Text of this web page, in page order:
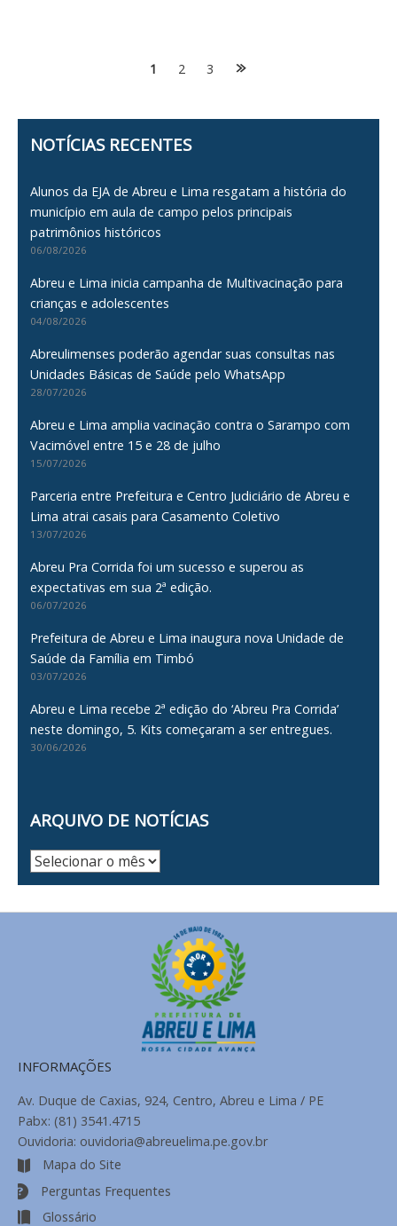
1 2 3
NOTÍCIAS RECENTES
Alunos da EJA de Abreu e Lima resgatam a história do
município em aula de campo pelos principais
patrimônios históricos
06/08/2026
Abreu e Lima inicia campanha de Multivacinação para
crianças e adolescentes
04/08/2026
Abreulimenses poderão agendar suas consultas nas
Unidades Básicas de Saúde pelo WhatsApp
28/07/2026
Abreu e Lima amplia vacinação contra o Sarampo com
Vacimóvel entre 15 e 28 de julho
15/07/2026
Parceria entre Prefeitura e Centro Judiciário de Abreu e
Lima atrai casais para Casamento Coletivo
13/07/2026
Abreu Pra Corrida foi um sucesso e superou as
expectativas em sua 2ª edição.
06/07/2026
Prefeitura de Abreu e Lima inaugura nova Unidade de
Saúde da Família em Timbó
03/07/2026
Abreu e Lima recebe 2ª edição do ‘Abreu Pra Corrida’
neste domingo, 5. Kits começaram a ser entregues.
30/06/2026
ARQUIVO DE NOTÍCIAS
Arquivo
INFORMAÇÕES
Av. Duque de Caxias, 924, Centro, Abreu e Lima / PE
Pabx: (81) 3541.4715
Ouvidoria: ouvidoria@abreuelima.pe.gov.br
Mapa do Site
Perguntas Frequentes
Glossário